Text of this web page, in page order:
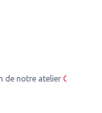
atelierCorneilla-del-Vercol